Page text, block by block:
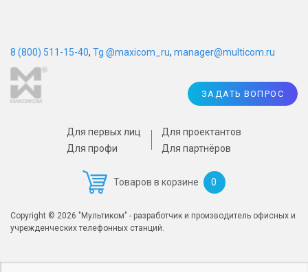
Для первых лиц
Для профи
Для проектантов
Для партнёров
Товаров в корзине 0
ЗАДАТЬ ВОПРОС
Copyright © 2026 "Мультиком" - разработчик и производитель офисных и
учрежденческих телефонных станций.
8 (800) 511-15-40, Tg @maxicom_ru, manager@multicom.ru